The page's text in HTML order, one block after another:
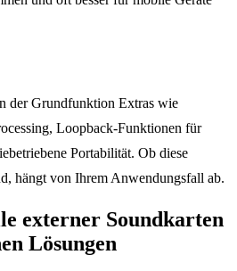
der Grundfunktion Extras wie
Loopback-Funktionen für
Portabilität. Ob diese
hängt von Ihrem Anwendungsfall ab.
externer Soundkarten
Lösungen